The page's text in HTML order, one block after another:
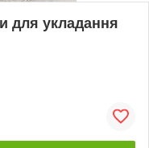
для укладання